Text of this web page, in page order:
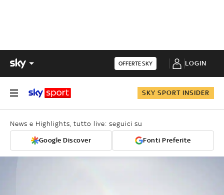
OFFERTE SKY LOGIN
SKY SPORT INSIDER
News e Highlights, tutto live: seguici su
Google Discover Fonti Preferite